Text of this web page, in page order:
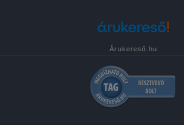
Árukereső.hu